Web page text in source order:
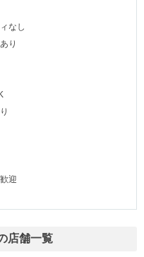
なし
り
迎
店舗一覧